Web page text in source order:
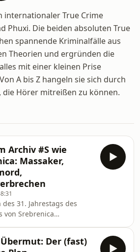
internationaler True Crime
Phuxi. Die beiden absoluten True
spannende Kriminalfälle aus
Theorien und ergründen die
mit einer kleinen Prise
A bis Z hangeln sie sich durch
die Hörer mitreißen zu können.
Archiv #S wie
Massaker,
31. Jahrestags des
von Srebrenica
Archiv. Es ist eine
die kaum in Worte zu
Der (fast)